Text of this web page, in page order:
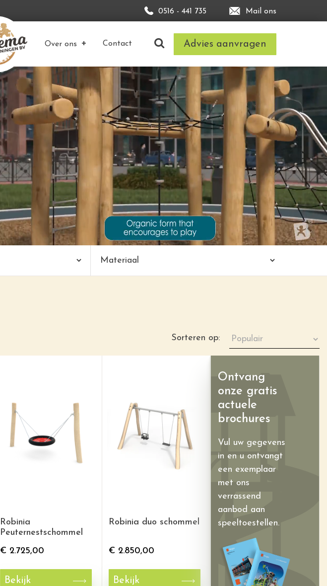
0516 - 441 735 Mail ons
Over ons Contact Advies aanvragen
Sorteren op:
Robinia
Peuternestschommel
€ 2.725,00
Bekijk
Robinia duo schommel
€ 2.850,00
Bekijk
Ontvang
onze gratis
actuele
brochures
Vul uw gegevens
in en u ontvangt
een exemplaar
met ons
verrassend
aanbod aan
speeltoestellen.